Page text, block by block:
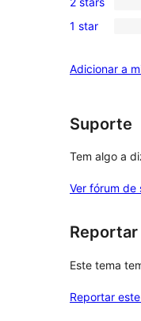
star
reviews
3-
star
0
2-
reviews
0
star
1 star
Adicionar a
Suporte
Tem algo a
Ver fórum de
Reportar
Este tema
Reportar